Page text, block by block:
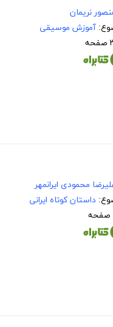
نریمان
آموزش موسیقی
محمودی ایرانمهر
داستان کوتاه ایرانی